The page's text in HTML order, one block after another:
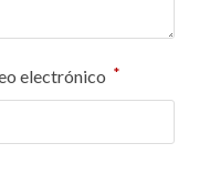
electrónico *